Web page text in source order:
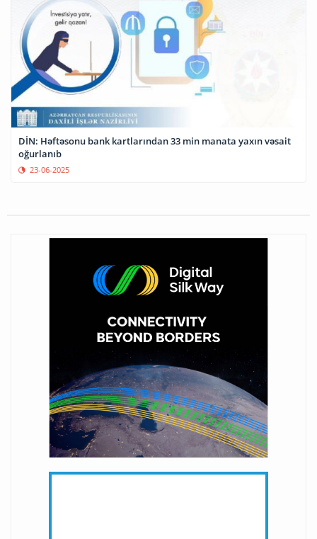
DİN: Həftəsonu bank kartlarından 33 min manata yaxın vəsait
oğurlanıb
23-06-2025